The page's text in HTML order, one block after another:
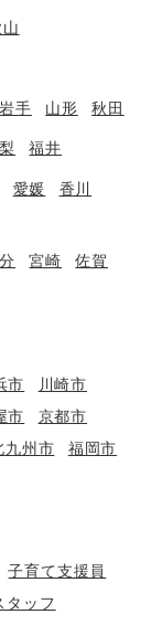
岩手 山形 秋田
福井
愛媛
香川
宮崎
佐賀
市
川崎市
市
京都市
九州市
福岡市
子育て支援員
タッフ